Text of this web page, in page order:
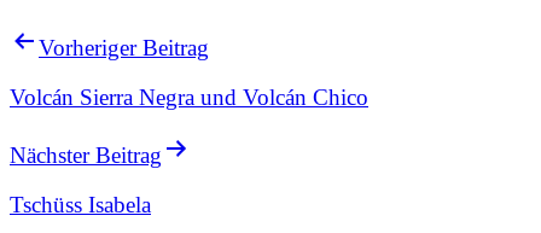
Vorheriger Beitrag
Volcán Sierra Negra und Volcán Chico
Nächster Beitrag
Tschüss Isabela